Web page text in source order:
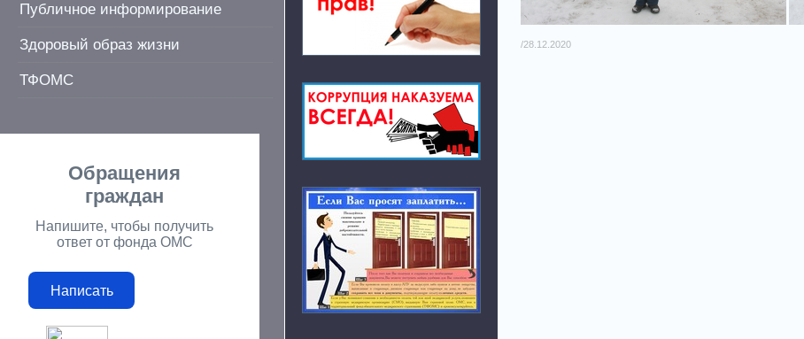
Публичное информирование
Здоровый образ жизни
ТФОМС
Обращения
граждан
Напишите, чтобы получить
ответ от фонда ОМС
Написать
/28.12.2020